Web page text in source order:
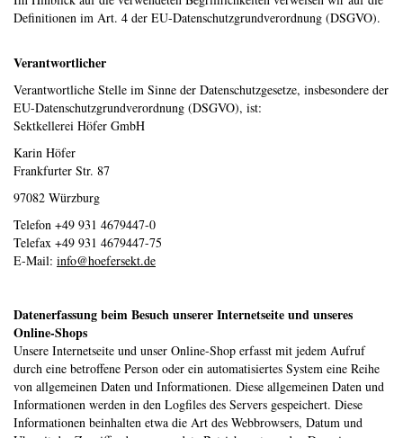
Definitionen im Art. 4 der EU-Datenschutzgrundverordnung (DSGVO).
Verantwortlicher
Verantwortliche Stelle im Sinne der Datenschutzgesetze, insbesondere der
EU-Datenschutzgrundverordnung (DSGVO), ist:
Sektkellerei Höfer GmbH
Karin Höfer
Frankfurter Str. 87
97082 Würzburg
Telefon +49 931 4679447-0
Telefax +49 931 4679447-75
E-Mail: info@hoefersekt.de
Datenerfassung beim Besuch unserer Internetseite und unseres
Online-Shops
Unsere Internetseite und unser Online-Shop erfasst mit jedem Aufruf
durch eine betroffene Person oder ein automatisiertes System eine Reihe
von allgemeinen Daten und Informationen. Diese allgemeinen Daten und
Informationen werden in den Logfiles des Servers gespeichert. Diese
Informationen beinhalten etwa die Art des Webbrowsers, Datum und